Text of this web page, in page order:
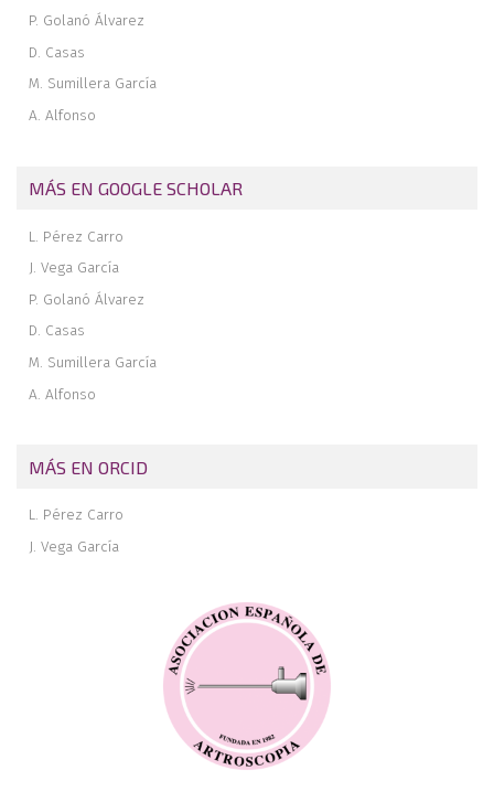
P. Golanó Álvarez
D. Casas
M. Sumillera García
A. Alfonso
MÁS EN GOOGLE SCHOLAR
L. Pérez Carro
J. Vega García
P. Golanó Álvarez
D. Casas
M. Sumillera García
A. Alfonso
MÁS EN ORCID
L. Pérez Carro
J. Vega García